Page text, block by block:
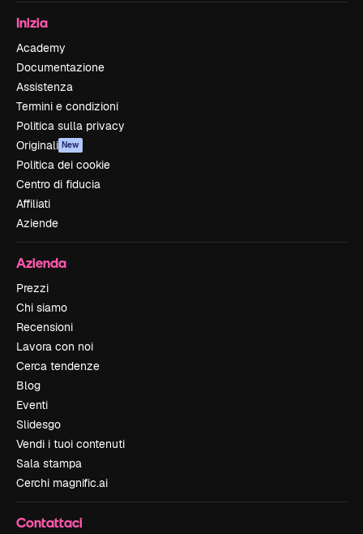
Inizia
Academy
Documentazione
Assistenza
Termini e condizioni
Politica sulla privacy
Originali New
Politica dei cookie
Centro di fiducia
Affiliati
Aziende
Azienda
Prezzi
Chi siamo
Recensioni
Lavora con noi
Cerca tendenze
Blog
Eventi
Slidesgo
Vendi i tuoi contenuti
Sala stampa
Cerchi magnific.ai
Contattaci